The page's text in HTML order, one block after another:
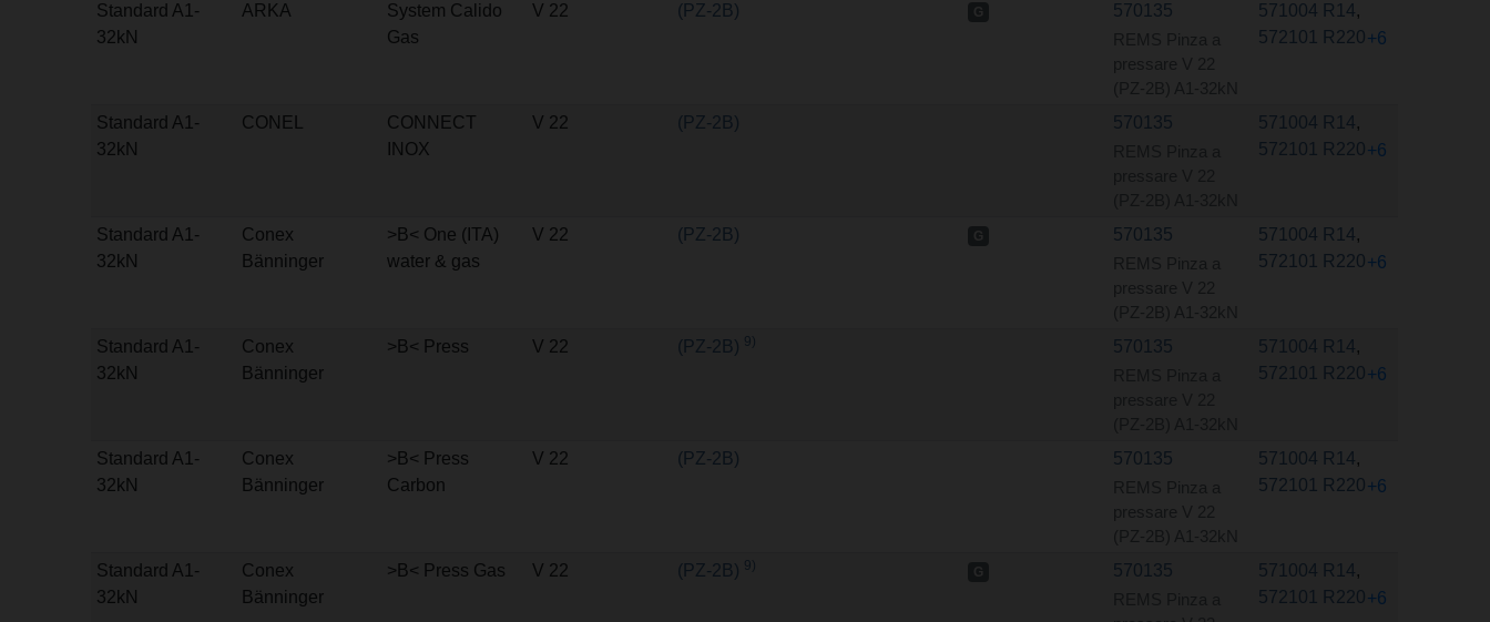
Standard A1-
32kN
ARKA
System Calido
Gas
V 22 (PZ-2B) 570135 571004 R14,
572101 R220+6
Standard A1-
32kN
CONEL
CONNECT
INOX
V 22 (PZ-2B) 570135 571004 R14,
572101 R220+6
Standard A1-
32kN
Conex
Bänninger
>B< One (ITA)
water & gas
V 22 (PZ-2B) 570135 571004 R14,
572101 R220+6
Standard A1-
32kN
Conex
Bänninger
>B< Press V 22 (PZ-2B) 9) 570135 571004 R14,
572101 R220+6
Standard A1-
32kN
Conex
Bänninger
>B< Press
Carbon
V 22 (PZ-2B) 570135 571004 R14,
572101 R220+6
Standard A1-
32kN
Conex
Bänninger
>B< Press Gas V 22 (PZ-2B) 9) 570135 571004 R14,
572101 R220+6